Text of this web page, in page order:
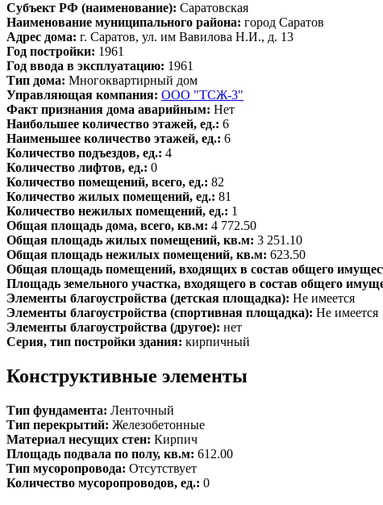
Субъект РФ (наименование): Саратовская
Наименование муниципального района: город Саратов
Адрес дома: г. Саратов, ул. им Вавилова Н.И., д. 13
Год постройки: 1961
Год ввода в эксплуатацию: 1961
Тип дома: Многоквартирный дом
Управляющая компания: ООО "ТСЖ-3"
Факт признания дома аварийным: Нет
Наибольшее количество этажей, ед.: 6
Наименьшее количество этажей, ед.: 6
Количество подъездов, ед.: 4
Количество лифтов, ед.: 0
Количество помещений, всего, ед.: 82
Количество жилых помещений, ед.: 81
Количество нежилых помещений, ед.: 1
Общая площадь дома, всего, кв.м: 4 772.50
Общая площадь жилых помещений, кв.м: 3 251.10
Общая площадь нежилых помещений, кв.м: 623.50
Общая площадь помещений, входящих в состав общего
Площадь земельного участка, входящего в состав общего
Элементы благоустройства (детская площадка): Не имеется
Элементы благоустройства (спортивная площадка): Не имеется
Элементы благоустройства (другое): нет
Серия, тип постройки здания: кирпичный
Конструктивные элементы
Тип фундамента: Ленточный
Тип перекрытий: Железобетонные
Материал несущих стен: Кирпич
Площадь подвала по полу, кв.м: 612.00
Тип мусоропровода: Отсутствует
Количество мусоропроводов, ед.: 0